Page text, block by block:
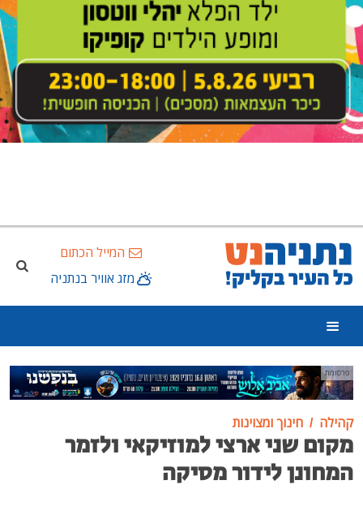
המייל הכתום
מזג אוויר בנתניה
פרסומת
קהילה חינוך ומצוינות
מקום שני ארצי למוזיקאי ולזמר
המחונן לידור מסיקה